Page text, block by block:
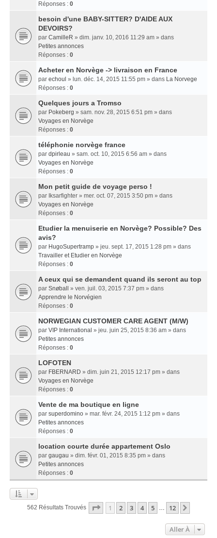
Réponses : 0
besoin d'une BABY-SITTER? D'AIDE AUX
DEVOIRS?
par CamilleR » dim. janv. 10, 2016 11:29 am » dans
Petites annonces
Réponses : 0
Acheter en Norvège -> livraison en France
par echoul » lun. déc. 14, 2015 11:55 pm » dans La Norvege
Réponses : 0
Quelques jours a Tromso
par Pokeberg » sam. nov. 28, 2015 6:51 pm » dans
Voyages en Norvège
Réponses : 0
téléphonie norvège france
par dpirleau » sam. oct. 10, 2015 6:56 am » dans
Voyages en Norvège
Réponses : 0
Mon petit guide de voyage perso !
par Iksarfighter » mer. oct. 07, 2015 3:50 pm » dans
Voyages en Norvège
Réponses : 0
Etudier la menuiserie en Norvège? Possible? Des
avis?
par HugoSupertramp » jeu. sept. 17, 2015 1:28 pm » dans
Travailler et Etudier en Norvège
Réponses : 0
A ceux qui se demandent quand ils seront au top
par Snøball
» ven. juil. 03, 2015 7:37 pm » dans
Apprendre le Norvégien
Réponses : 0
NORWEGIAN CUSTOMER CARE AGENT (M/W)
par VIP International » jeu. juin 25, 2015 8:36 am » dans
Petites annonces
Réponses : 0
LOFOTEN
par FBERNARD » dim. juin 21, 2015 12:17 pm » dans
Voyages en Norvège
Réponses : 0
Vente de ma boutique en ligne
par superdomino » mar. févr. 24, 2015 1:12 pm » dans
Petites annonces
Réponses : 0
location courte durée appartement Oslo
par gaugau » dim. févr. 01, 2015 8:35 pm » dans
Petites annonces
Réponses : 0
562 Résultats Trouvés Page 1Sur
1 2 3 4 5 … 12
Aller À